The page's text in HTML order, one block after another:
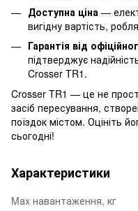
Доступна ціна —
вигідну вартість,
Гарантія від
підтверджує
Crosser TR1.
Crosser TR1 — це не
засіб пересування,
поїздок містом. Оцініть
сьогодні!
Характеристики
Mаx навантаження, кг